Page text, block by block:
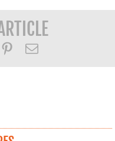
Pinterest
Email